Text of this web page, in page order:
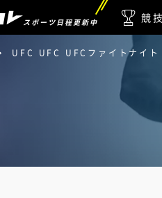
スポーツ日程更新中 競技
UFC UFC UFCファイトナイト